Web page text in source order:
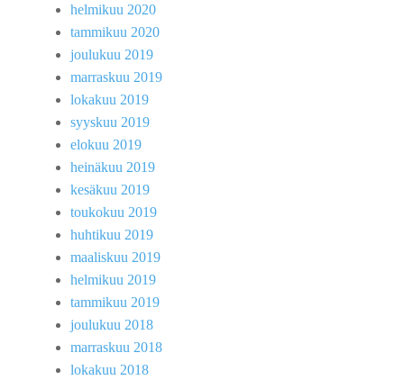
helmikuu 2020
tammikuu 2020
joulukuu 2019
marraskuu 2019
lokakuu 2019
syyskuu 2019
elokuu 2019
heinäkuu 2019
kesäkuu 2019
toukokuu 2019
huhtikuu 2019
maaliskuu 2019
helmikuu 2019
tammikuu 2019
joulukuu 2018
marraskuu 2018
lokakuu 2018